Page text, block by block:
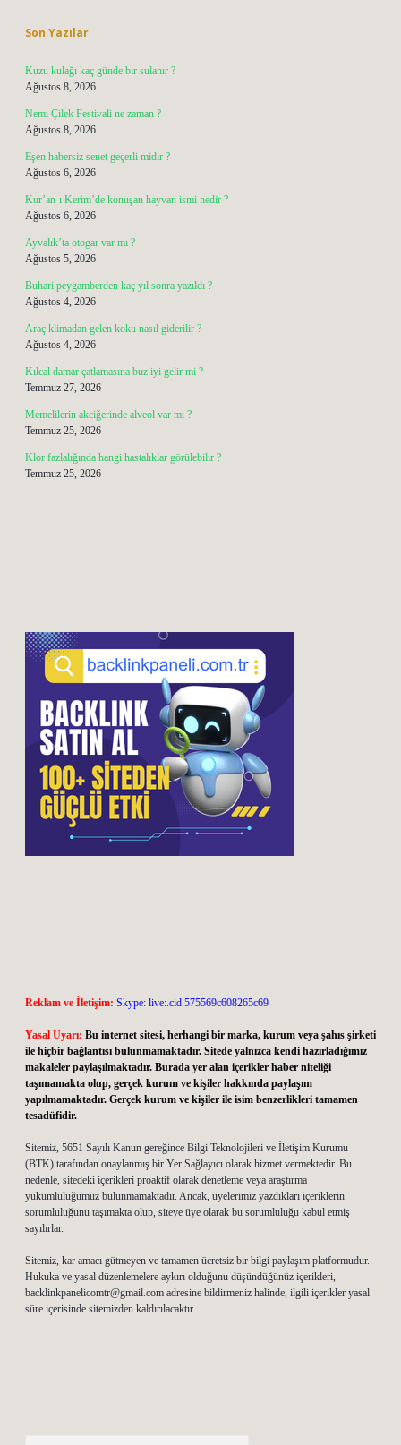
Son Yazılar
Kuzu kulağı kaç günde bir sulanır ?
Ağustos 8, 2026
Nemi Çilek Festivali ne zaman ?
Ağustos 8, 2026
Eşen habersiz senet geçerli midir ?
Ağustos 6, 2026
Kur’an-ı Kerim’de konuşan hayvan ismi nedir ?
Ağustos 6, 2026
Ayvalık’ta otogar var mı ?
Ağustos 5, 2026
Buhari peygamberden kaç yıl sonra yazıldı ?
Ağustos 4, 2026
Araç klimadan gelen koku nasıl giderilir ?
Ağustos 4, 2026
Kılcal damar çatlamasına buz iyi gelir mi ?
Temmuz 27, 2026
Memelilerin akciğerinde alveol var mı ?
Temmuz 25, 2026
Klor fazlalığında hangi hastalıklar görülebilir ?
Temmuz 25, 2026
Reklam ve İletişim: Skype: live:.cid.575569c608265c69
Yasal Uyarı: Bu internet sitesi, herhangi bir marka, kurum veya şahıs şirketi
ile hiçbir bağlantısı bulunmamaktadır. Sitede yalnızca kendi hazırladığımız
makaleler paylaşılmaktadır. Burada yer alan içerikler haber niteliği
taşımamakta olup, gerçek kurum ve kişiler hakkında paylaşım
yapılmamaktadır. Gerçek kurum ve kişiler ile isim benzerlikleri tamamen
tesadüfidir.
Sitemiz, 5651 Sayılı Kanun gereğince Bilgi Teknolojileri ve İletişim Kurumu
(BTK) tarafından onaylanmış bir Yer Sağlayıcı olarak hizmet vermektedir. Bu
nedenle, sitedeki içerikleri proaktif olarak denetleme veya araştırma
yükümlülüğümüz bulunmamaktadır. Ancak, üyelerimiz yazdıkları içeriklerin
sorumluluğunu taşımakta olup, siteye üye olarak bu sorumluluğu kabul etmiş
sayılırlar.
Sitemiz, kar amacı gütmeyen ve tamamen ücretsiz bir bilgi paylaşım platformudur.
Hukuka ve yasal düzenlemelere aykırı olduğunu düşündüğünüz içerikleri,
backlinkpanelicomtr@gmail.com adresine bildirmeniz halinde, ilgili içerikler yasal
süre içerisinde sitemizden kaldırılacaktır.